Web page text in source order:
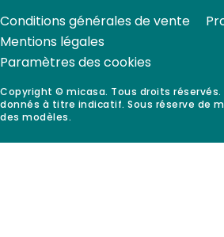
Copyright © micasa. Tous droits réservés.
donnés à titre indicatif. Sous réserve de
des modèles.
Conditions générales de vente
Mentions légales
Paramètres des cookies